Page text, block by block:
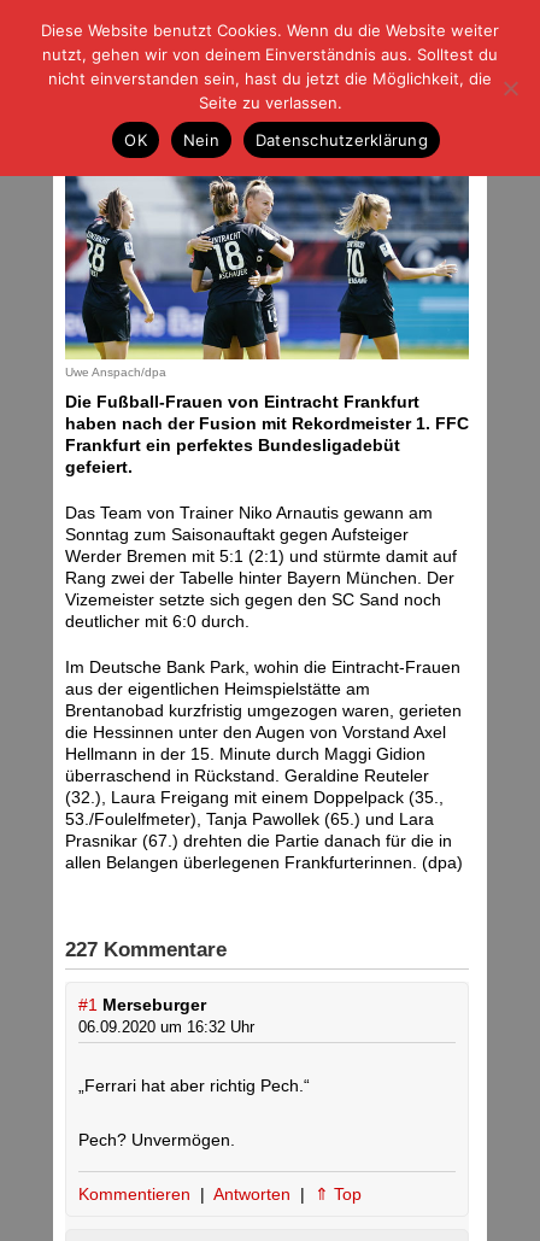
| | |BLOG-GFußball und der Rest
HOME|REGELN|IMPRESSUM |DATENSCHUTZ
Perfektes Debüt
Sonntag, 06.09.20 | 16:28 Uhr
Uwe Anspach/dpa
Die Fußball-Frauen von Eintracht Frankfurt
haben nach der Fusion mit Rekordmeister 1. FFC
Frankfurt ein perfektes Bundesligadebüt
gefeiert.
Das Team von Trainer Niko Arnautis gewann am
Sonntag zum Saisonauftakt gegen Aufsteiger
Werder Bremen mit 5:1 (2:1) und stürmte damit auf
Rang zwei der Tabelle hinter Bayern München. Der
Vizemeister setzte sich gegen den SC Sand noch
deutlicher mit 6:0 durch.
Im Deutsche Bank Park, wohin die Eintracht-Frauen
aus der eigentlichen Heimspielstätte am
Brentanobad kurzfristig umgezogen waren, gerieten
die Hessinnen unter den Augen von Vorstand Axel
Hellmann in der 15. Minute durch Maggi Gidion
überraschend in Rückstand. Geraldine Reuteler
(32.), Laura Freigang mit einem Doppelpack (35.,
53./Foulelfmeter), Tanja Pawollek (65.) und Lara
Prasnikar (67.) drehten die Partie danach für die in
allen Belangen überlegenen Frankfurterinnen. (dpa)
227 Kommentare
#1 Merseburger
06.09.2020 um 16:32 Uhr
„Ferrari hat aber richtig Pech.“
Pech? Unvermögen.
Kommentieren | Antworten | ⇑ Top
Diese Website benutzt Cookies. Wenn du die Website weiter
nutzt, gehen wir von deinem Einverständnis aus. Solltest du
nicht einverstanden sein, hast du jetzt die Möglichkeit, die
Seite zu verlassen.
OK
Nein Datenschutzerklärung